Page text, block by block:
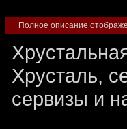
Полное описание
Хрусталь,
сервизы и